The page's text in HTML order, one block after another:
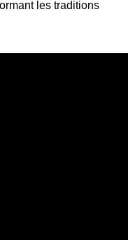
les traditions